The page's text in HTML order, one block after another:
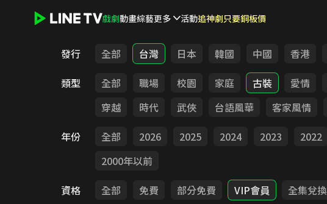
戲劇動畫綜藝更多 活動追神劇只要銅板價
發行 全部 台灣 日本 韓國 中國 香港
類型
全部 職場 校園 家庭 古裝 愛情
穿越
時代 武俠 台語風華 客家風情
年份
全部 2026 2025 2024 2023 2022
2000年以前
資格
全部 免費 部分免費 VIP會員 全集兌換